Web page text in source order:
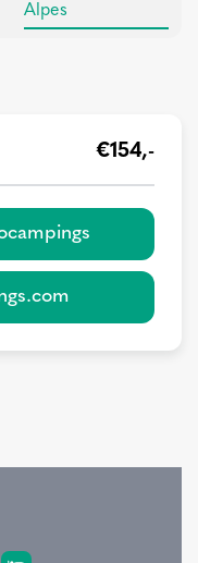
Alpes
€154,-